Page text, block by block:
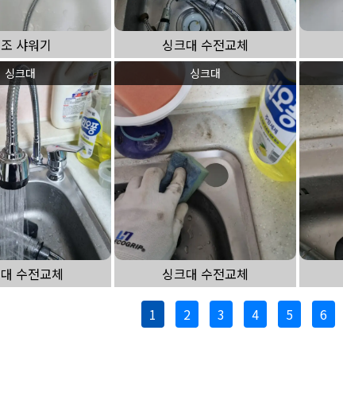
샤워기 싱크대 수전교체
싱크대
수전교체
싱크대
싱크대 수전교체
1 2 3 4 5 6